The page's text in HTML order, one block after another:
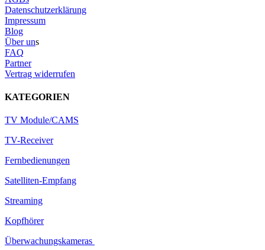
Datenschutzerklärung
Impressum
Blog
Über uns
FAQ
Partner
Vertrag widerrufen
KATEGORIEN
TV Module/CAMS
TV-Receiver
Fernbedienungen
Satelliten-Empfang
Streaming
Kopfhörer
Überwachungskameras